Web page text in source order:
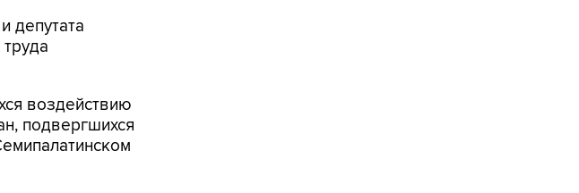
депутата
воздействию
подвергшихся